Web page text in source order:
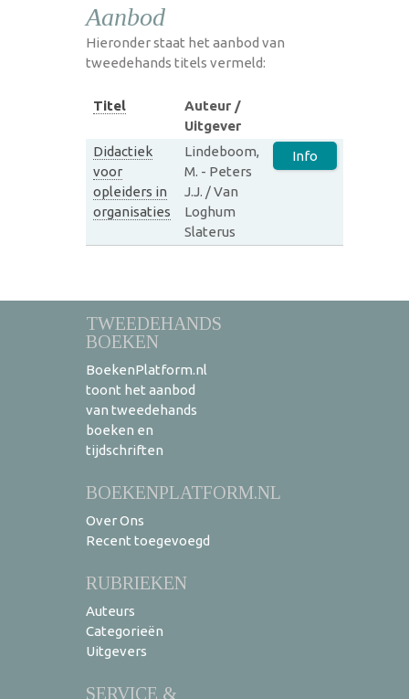
Aanbod
Hieronder staat het aanbod van
tweedehands titels vermeld:
Titel
Auteur /
Uitgever
Didactiek
voor
opleiders in
organisaties
Lindeboom,
M. - Peters
J.J. / Van
Loghum
Slaterus
Info
TWEEDEHANDS
BOEKEN
BoekenPlatform.nl
toont het aanbod
van tweedehands
boeken en
tijdschriften
BOEKENPLATFORM.NL
Over Ons
Recent toegevoegd
RUBRIEKEN
Auteurs
Categorieën
Uitgevers
SERVICE &